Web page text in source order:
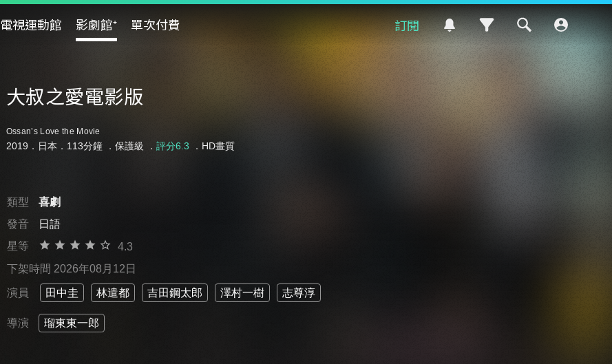
電視運動館 影劇館⁺ 單次付費 訂閱
大叔之愛電影版
Ossan’s Love the Movie
2019．日本．113分鐘 ． 保護級 ． 評分6.3 ．HD畫質
類型
喜劇
發音
日語
星等
4.3
下架時間 2026年08月12日
演員 田中圭 林遣都 吉田鋼太郎 澤村一樹 志尊淳
導演 瑠東東一郎